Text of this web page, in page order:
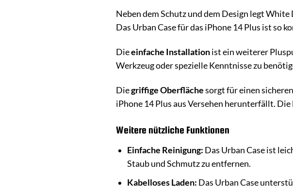
Neben dem Schutz und dem Design legt
Das Urban Case für das iPhone 14 Plus ist so
Dieeinfache Installationist ein weiterer
Werkzeug oder spezielle Kenntnisse zu
Diegriffige Oberflächesorgt für einen
iPhone 14 Plus aus Versehen herunterfällt.
Weitere nützliche Funktionen
Einfache Reinigung: Das Urban Case ist
Staub und Schmutz zu entfernen.
Kabelloses Laden: Das Urban Case